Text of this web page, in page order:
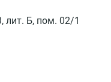
лит. Б, пом. 02/1